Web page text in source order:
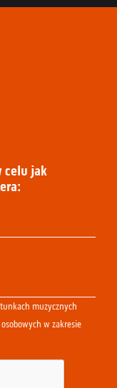
celu jak
muzycznych
w zakresie